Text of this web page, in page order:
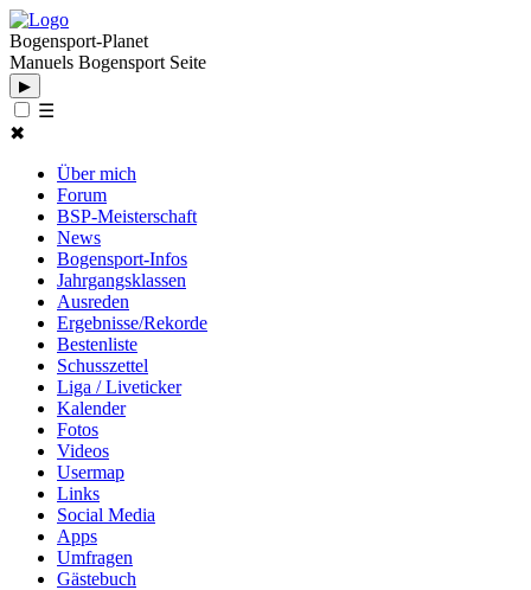
Bogensport-Planet
Manuels Bogensport Seite
▶
☰
✖
Über mich
Forum
BSP-Meisterschaft
News
Bogensport-Infos
Jahrgangsklassen
Ausreden
Ergebnisse/Rekorde
Bestenliste
Schusszettel
Liga / Liveticker
Kalender
Fotos
Videos
Usermap
Links
Social Media
Apps
Umfragen
Gästebuch